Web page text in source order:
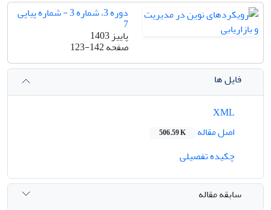
دوره 3، شماره 3 - شماره پیاپی
7
پاییز 1403
صفحه123-142
فایل ها
اصل مقاله
506.59 K
چکیده تفصیلی
سابقه مقاله